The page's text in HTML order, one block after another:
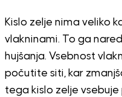
Kislo zelje nima veliko
vlakninami. To ga
hujšanja. Vsebnost
počutite siti, kar
tega kislo zelje